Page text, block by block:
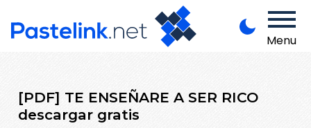
Menu
[PDF] TE ENSEÑARE A SER RICO
descargar gratis